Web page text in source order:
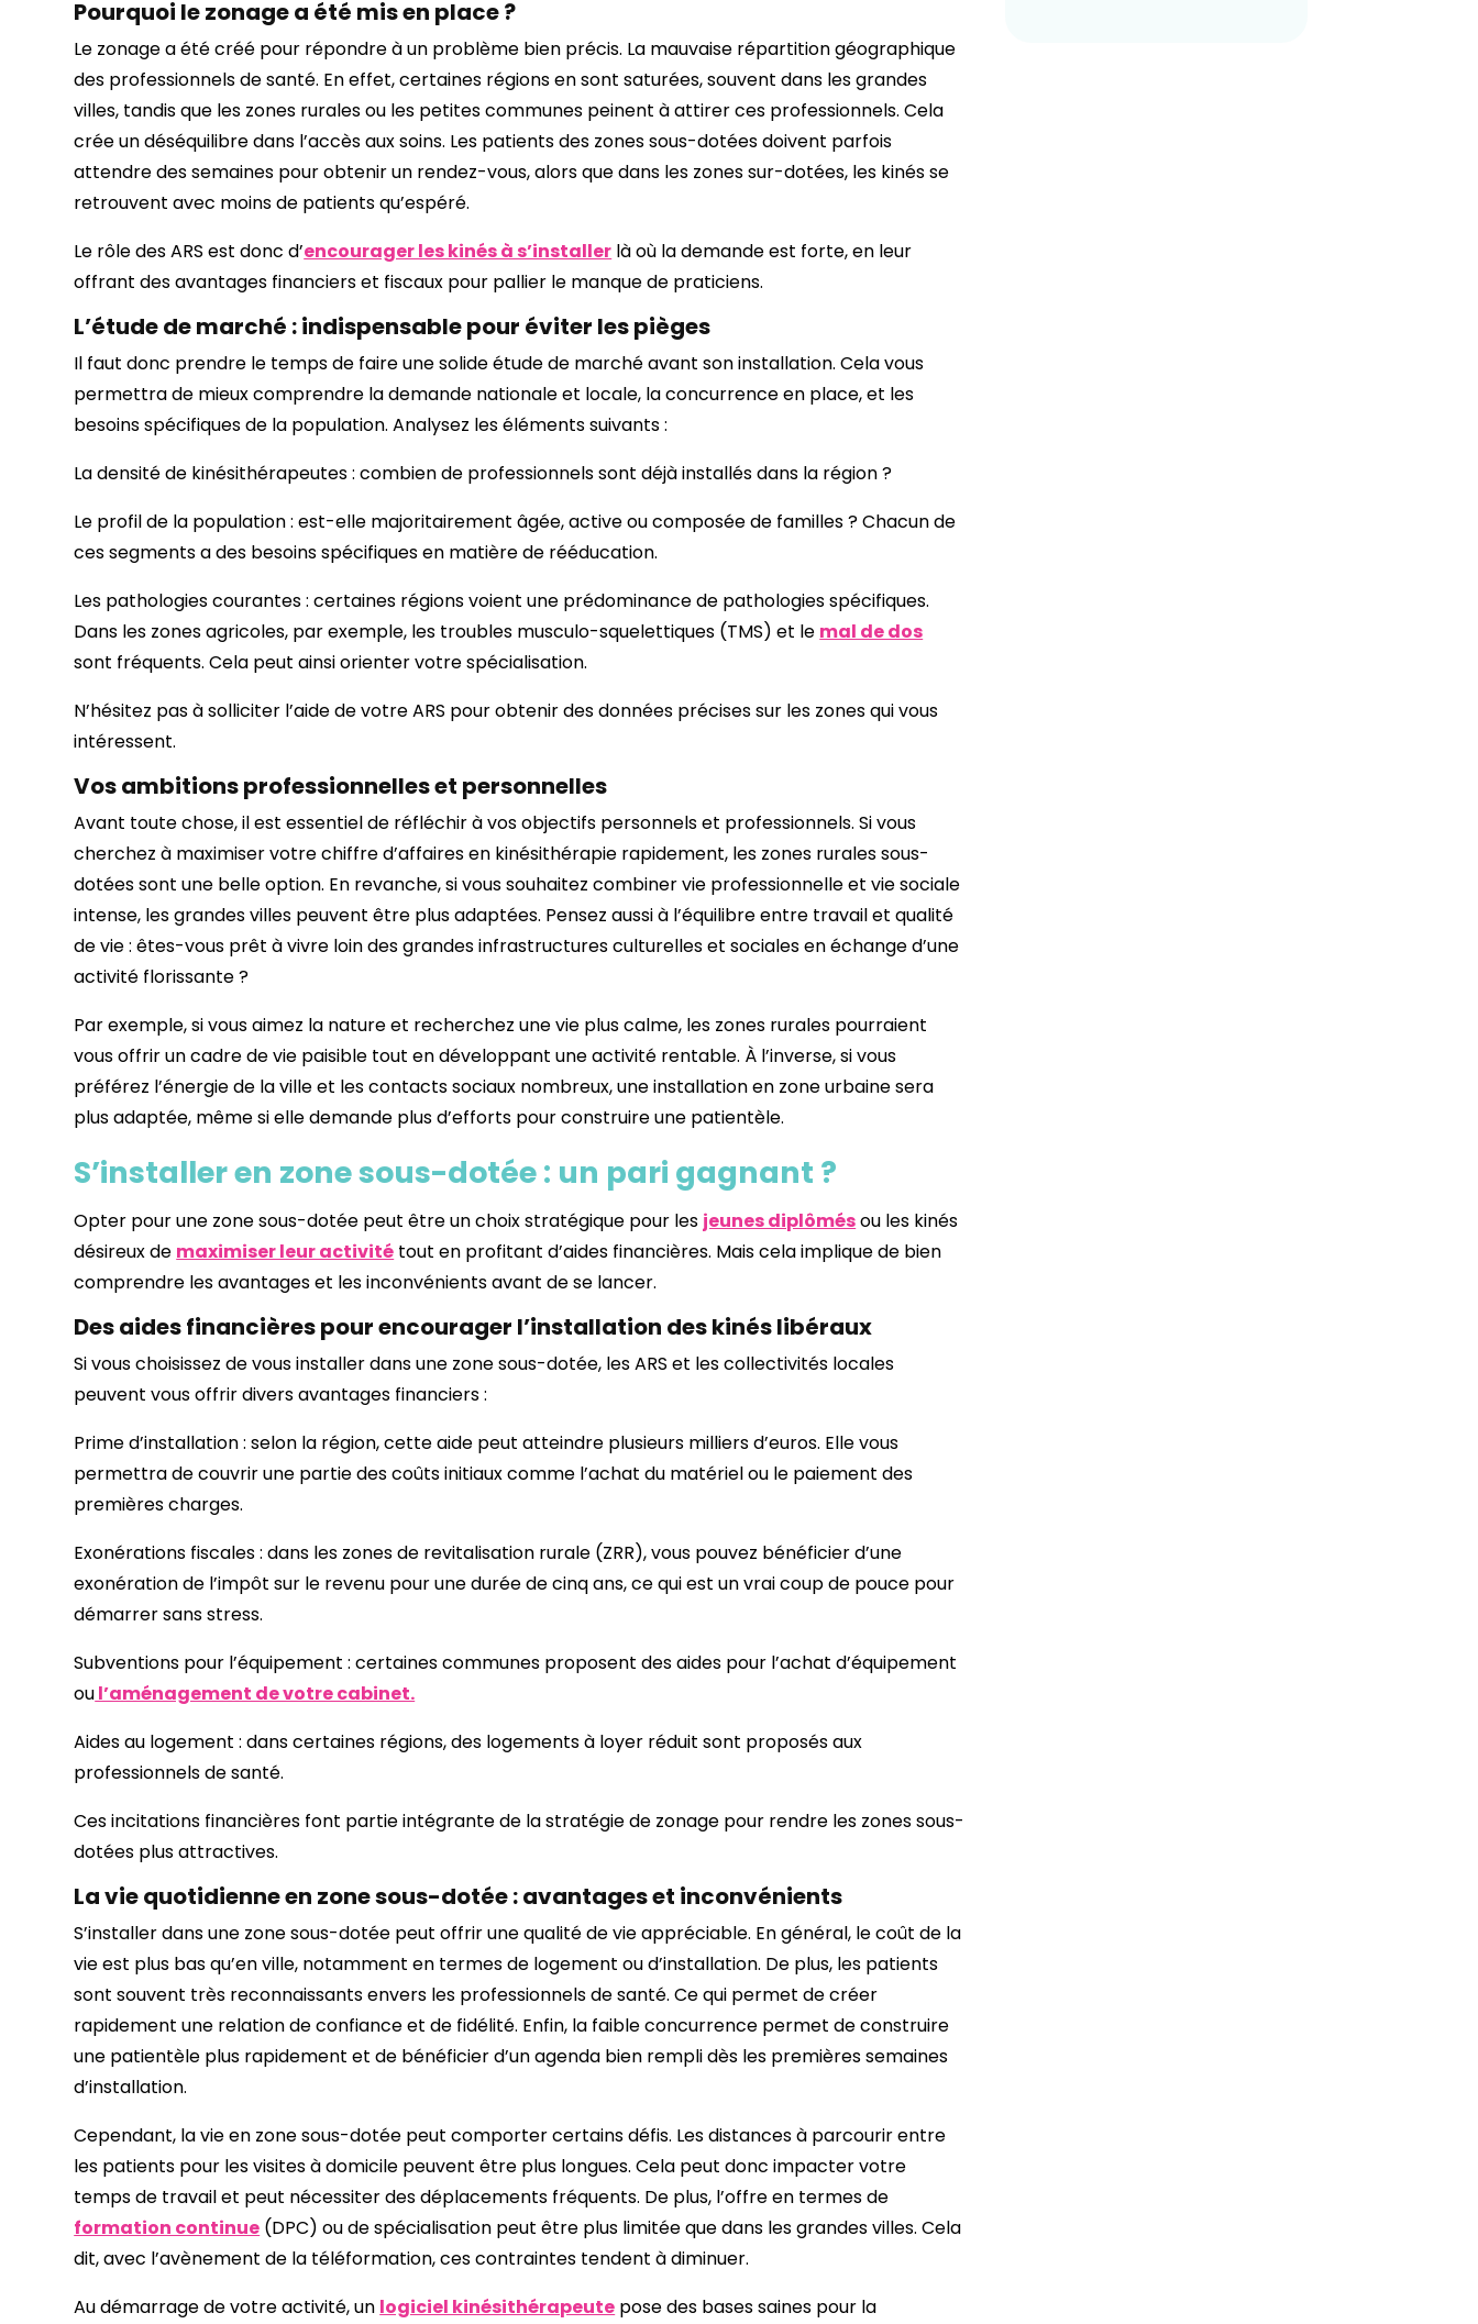
Pourquoi le zonage a été mis en place ?
Le zonage a été créé pour répondre à un problème bien précis. La mauvaise répartition géographique
des professionnels de santé. En effet, certaines régions en sont saturées, souvent dans les grandes
villes, tandis que les zones rurales ou les petites communes peinent à attirer ces professionnels. Cela
crée un déséquilibre dans l’accès aux soins. Les patients des zones sous-dotées doivent parfois
attendre des semaines pour obtenir un rendez-vous, alors que dans les zones sur-dotées, les kinés se
retrouvent avec moins de patients qu’espéré.
Le rôle des ARS est donc d’encourager les kinés à s’installer là où la demande est forte, en leur
offrant des avantages financiers et fiscaux pour pallier le manque de praticiens.
L’étude de marché : indispensable pour éviter les pièges
Il faut donc prendre le temps de faire une solide étude de marché avant son installation. Cela vous
permettra de mieux comprendre la demande nationale et locale, la concurrence en place, et les
besoins spécifiques de la population. Analysez les éléments suivants :
La densité de kinésithérapeutes : combien de professionnels sont déjà installés dans la région ?
Le profil de la population : est-elle majoritairement âgée, active ou composée de familles ? Chacun de
ces segments a des besoins spécifiques en matière de rééducation.
Les pathologies courantes : certaines régions voient une prédominance de pathologies spécifiques.
Dans les zones agricoles, par exemple, les troubles musculo-squelettiques (TMS) et le mal de dos
sont fréquents. Cela peut ainsi orienter votre spécialisation.
N’hésitez pas à solliciter l’aide de votre ARS pour obtenir des données précises sur les zones qui vous
intéressent.
Vos ambitions professionnelles et personnelles
Avant toute chose, il est essentiel de réfléchir à vos objectifs personnels et professionnels. Si vous
cherchez à maximiser votre chiffre d’affaires en kinésithérapie rapidement, les zones rurales sous-
dotées sont une belle option. En revanche, si vous souhaitez combiner vie professionnelle et vie sociale
intense, les grandes villes peuvent être plus adaptées. Pensez aussi à l’équilibre entre travail et qualité
de vie : êtes-vous prêt à vivre loin des grandes infrastructures culturelles et sociales en échange d’une
activité florissante ?
Par exemple, si vous aimez la nature et recherchez une vie plus calme, les zones rurales pourraient
vous offrir un cadre de vie paisible tout en développant une activité rentable. À l’inverse, si vous
préférez l’énergie de la ville et les contacts sociaux nombreux, une installation en zone urbaine sera
plus adaptée, même si elle demande plus d’efforts pour construire une patientèle.
S’installer en zone sous-dotée : un pari gagnant ?
Opter pour une zone sous-dotée peut être un choix stratégique pour les jeunes diplômésou les kinés
désireux de maximiser leur activité tout en profitant d’aides financières. Mais cela implique de bien
comprendre les avantages et les inconvénients avant de se lancer.
Des aides financières pour encourager l’installation des kinés libéraux
Si vous choisissez de vous installer dans une zone sous-dotée, les ARS et les collectivités locales
peuvent vous offrir divers avantages financiers :
Prime d’installation : selon la région, cette aide peut atteindre plusieurs milliers d’euros. Elle vous
permettra de couvrir une partie des coûts initiaux comme l’achat du matériel ou le paiement des
premières charges.
Exonérations fiscales : dans les zones de revitalisation rurale (ZRR), vous pouvez bénéficier d’une
exonération de l’impôt sur le revenu pour une durée de cinq ans, ce qui est un vrai coup de pouce pour
démarrer sans stress.
Subventions pour l’équipement : certaines communes proposent des aides pour l’achat d’équipement
oul’aménagement de votre cabinet.
Aides au logement : dans certaines régions, des logements à loyer réduit sont proposés aux
professionnels de santé.
Ces incitations financières font partie intégrante de la stratégie de zonage pour rendre les zones sous-
dotées plus attractives.
La vie quotidienne en zone sous-dotée : avantages et inconvénients
S’installer dans une zone sous-dotée peut offrir une qualité de vie appréciable. En général, le coût de la
vie est plus bas qu’en ville, notamment en termes de logement ou d’installation. De plus, les patients
sont souvent très reconnaissants envers les professionnels de santé. Ce qui permet de créer
rapidement une relation de confiance et de fidélité. Enfin, la faible concurrence permet de construire
une patientèle plus rapidement et de bénéficier d’un agenda bien rempli dès les premières semaines
d’installation.
Cependant, la vie en zone sous-dotée peut comporter certains défis. Les distances à parcourir entre
les patients pour les visites à domicile peuvent être plus longues. Cela peut donc impacter votre
temps de travail et peut nécessiter des déplacements fréquents. De plus, l’offre en termes de
formation continue (DPC) ou de spécialisation peut être plus limitée que dans les grandes villes. Cela
dit, avec l’avènement de la téléformation, ces contraintes tendent à diminuer.
Au démarrage de votre activité, un logiciel kinésithérapeute pose des bases saines pour la